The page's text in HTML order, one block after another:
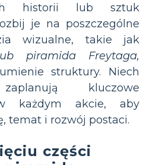
historii lub sztuk
je na poszczególne
wizualne, takie jak
piramida Freytaga,
struktury. Niech
kluczowe
każdym akcie, aby
temat i rozwój postaci.
części